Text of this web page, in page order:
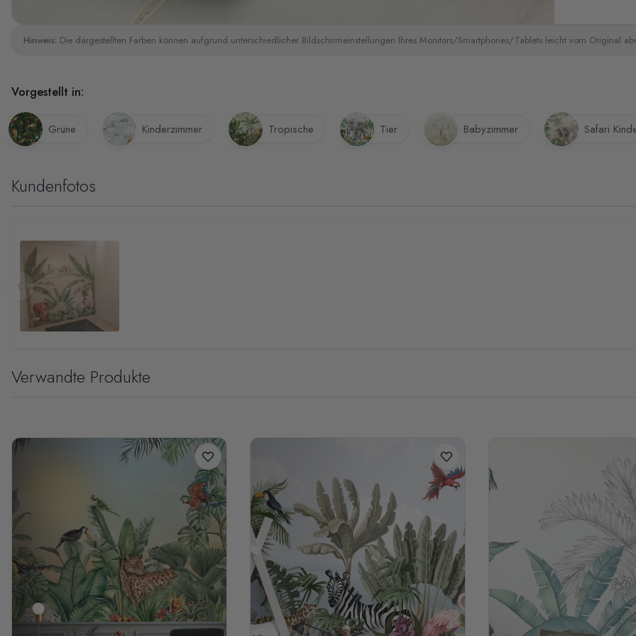
Hinweis: Die dargestellten Farben können aufgrund unterschiedlicher Bildschirmeinstellungen Ihres Monitors/Smartphones/Tablets leicht vom Original
Vorgestellt in:
Grüne Kinderzimmer Tropische Tier Babyzimmer Safari
Kundenfotos
Verwandte Produkte